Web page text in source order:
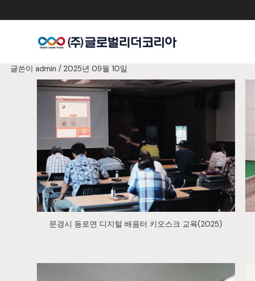
텐
글쓴이 admin / 2025년 09월 10일
문경시 동로면 디지털 배움터 키오스크 교육(2025)